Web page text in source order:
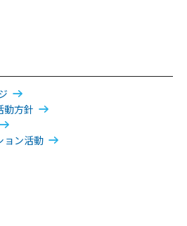
動方針
ョン活動